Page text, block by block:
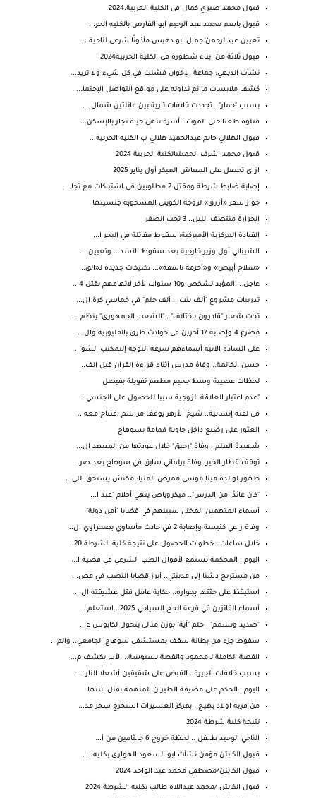
قبول محمد صبري كمال فى الكلية الحربية.2024
قبول باسم محمد عبد الرحيم ابو الفارس بالكليه الحر...
تعيين عبدالرحمن جمال ابو دهيس مأذونًا شرعى لناحية ...
قبول ثلاثة من ابناء شطورة فى الكلية الحربية2024
نشأت الديهي: جماعة الإخوان فشلت في كل شيء ولا تريد...
كشف ملابسات ما تم تداوله على مواقع التواصل الإجتما...
بسبب "حمار".. تجددت خلافات ثأرية بين عائلتين شمال ...
قتلوه طعنا حتى الموت ..أسرة تنهي حياة نجار بالإسكن...
قبول الهلالي حاتم عبدالحميد هلالي ب الكليه الحربية...
قبول محمد اشرف الجميلبالكلية الحربية 2024
ازاى تحصل على المعاش المبكر أول يناير 2025
إصابة ضابط شرطة ومقتل 2 مطلوبين في اشتباكات مع تجا...
جواز سفر «أزرق» لزوجة الكويتي المسحوبة جنسيتها
الحرارة منتصف الليل.. 3 تحت الصفر
القيادة المركزية الأميركية: سقوط مقاتلة في البحر ا...
الشيباني أول وزير خارجية بعد سقوط الأسد... وتعيين ...
«سلاح أبيض» و«أحزمة ناسفة»... تكتيكات جديدة لـ«الق...
عاجل ...المؤبد لشخص و10 سنوات لأخر لاتهامهم بقتل 4...
تدريبات مشروع "ألف بنت .. ألف حلم" في خماسي كرة ال...
تحت شعار "قادرون باختلاف".. "الشعب الجمهورى" ينظم ...
مصرع 4 وإصابة 17 آخرين فى حوادث طرق بالقليوبية وال...
على السادة الآتية أسماءهم سرعة التوجه إلىمكتب الشؤ...
حسن الخاتمة.. وفاة مدرس أثناء قراءة القرآن قبل الف...
لحظات عصيبة وسط جحيم مطعم تفويلة بفيصل
"عدم اعتبار العلاقة الزوجية سببا للحصول على الجنسي...
في لفتة إنسانية.. شيخ الأزهر يوقف مراسم افتتاح معه...
العثور على رضيع داخل حاوية قمامة بسوهاج
شهيدة العلم.. وفاة "رحيق" خلال عودتها من المعهد ال...
توقف قطار الخير..وفاة برلماني سابق في سوهاج بعد صر...
ظهور لوالدة مينا موسى ممرض المنيا: مكنش يستحق اللي...
"كان عائدًا من الدرس".. ميكروباص ينهي أحلام "عبد ا...
أسماء المتهمين المخلى سبيلهم في قضايا "أمن دولة"
وفاة راعي كنيسة وإصابة 2 في حادث مأساوي بصحراوي ال...
خلال ساعات.. خطوات الحصول على نتيجة كلية الشرطة 20...
اليوم.. المحكمة تستمع لأقوال الطب الشرعي في قضية ا...
من مستريح دشنا إلى مدينتي.. أبرز قضايا النصب في مص...
استيقظ على جثتها بجواره.. حكاية عامل قتل عشيقته ال...
أسماء الفائزين في قرعة الحج السياحي 2025.. استعلم ...
"صديد وتسمم".. حلم "آية" بوزن مثالي يتحول لكابوس ع...
سقوط جزء من بطانة سقف بمستشفى سوهاج الجامعي.. والم...
القصة الكاملة لـ محمود والقطة بسبوسة.. الأب يكشف م...
بسبب خلافات الجيرة.. القبض على شقيقين أشعلا النار ...
اليوم.. الحكم على مضيفة الطيران المتهمة بقتل ابنتها
من قرية اولاد بهيج ..بمركز العسيرات استخرج سحر مد...
نتيجة كلية شرطة 2024
الناجي الوحيد طـ ـفل .. لحظة خروج 6 جـ ـثامين من أ...
قبول الكابتن مؤمن نشأت ابو السعود الهوارى بكليه ا...
قبول الكابتن/مصطفي محمد عبد الواحد 2024
قبول الكابتن /محمد عبداللاه طالب بكليه الشرطة 2024